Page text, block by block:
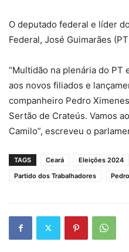
O deputado federal e líder
Federal, José Guimarães
“Multidão na plenária do PT
aos novos filiados e
companheiro Pedro
Sertão de Crateús. Vamos
Camilo”, escreveu o
TAGS Ceará Eleições 2024
Partido dos Trabalhadores